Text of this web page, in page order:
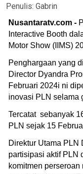
Penulis: Gabrin
Nusantaratv.com -
Interactive Booth
Motor Show (IIMS)
Penghargaan yang
Director Dyandra
Februari 2024i ni
inovasi PLN selama
Tercatat sebanyak
PLN sejak 15
Direktur Utama PLN
partisipasi aktif PLN
komitmen